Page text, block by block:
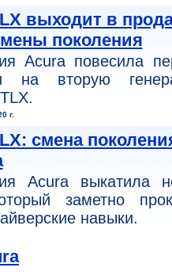
выходит в
поколения
Acura повесила
на вторую
г.
смена
Acura выкатила
заметно
навыки.